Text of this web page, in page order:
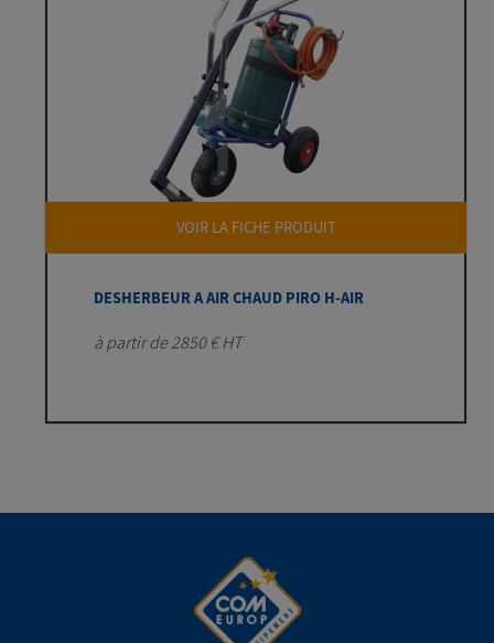
VOIR LA FICHE PRODUIT
DESHERBEUR A AIR CHAUD PIRO H-AIR
à partir de 2850 € HT